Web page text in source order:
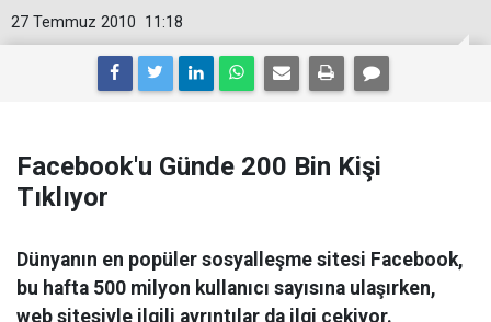
11:18
27 Temmuz 2010
Facebook'u Günde 200 Bin Kişi
Tıklıyor
Dünyanın en popüler sosyalleşme sitesi Facebook,
bu hafta 500 milyon kullanıcı sayısına ulaşırken,
web sitesiyle ilgili ayrıntılar da ilgi çekiyor.